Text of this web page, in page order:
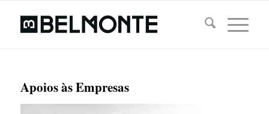
Apoios às Empresas